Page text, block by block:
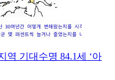
역 기대수명 84.1세 ‘아